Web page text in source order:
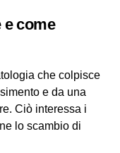
e come
che colpisce
e da una
Ciò interessa i
lo scambio di